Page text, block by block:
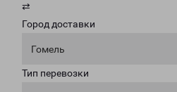
⇄
Город доставки
Гомель
Тип перевозки